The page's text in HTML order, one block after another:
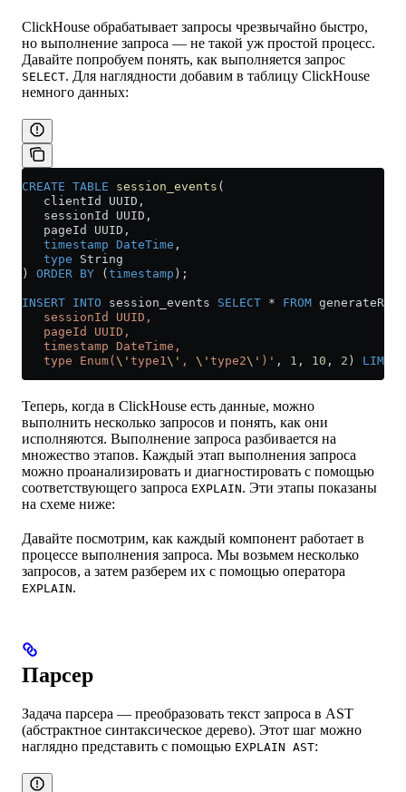
ClickHouse обрабатывает запросы чрезвычайно быстро,
но выполнение запроса — не такой уж простой процесс.
Давайте попробуем понять, как выполняется запрос
SELECT. Для наглядности добавим в таблицу ClickHouse
немного данных:
CREATE TABLE session_events (
   clientId UUID,
   sessionId UUID,
   pageId UUID,
   timestamp
DateTime ,
   type
String
) ORDER BY (timestamp );
INSERT INTO session_events SELECT * FROM
   sessionId UUID,
   pageId UUID,
   timestamp DateTime,
   type Enum(
\' type1 \' , \' type2\' )' , 1 , 10 , 2 ) LIMIT
Теперь, когда в ClickHouse есть данные, можно
выполнить несколько запросов и понять, как они
исполняются. Выполнение запроса разбивается на
множество этапов. Каждый этап выполнения запроса
можно проанализировать и диагностировать с помощью
соответствующего запроса EXPLAIN. Эти этапы показаны
на схеме ниже:
Давайте посмотрим, как каждый компонент работает в
процессе выполнения запроса. Мы возьмем несколько
запросов, а затем разберем их с помощью оператора
EXPLAIN.
Парсер
Задача парсера — преобразовать текст запроса в AST
(абстрактное синтаксическое дерево). Этот шаг можно
наглядно представить с помощью EXPLAIN AST: